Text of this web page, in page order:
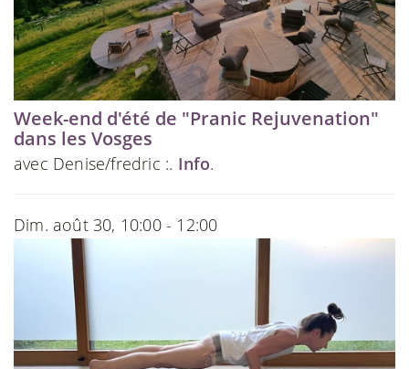
Week-end d'été de "Pranic Rejuvenation"
dans les Vosges
avec Denise/fredric :. Info.
Dim. août 30, 10:00 - 12:00